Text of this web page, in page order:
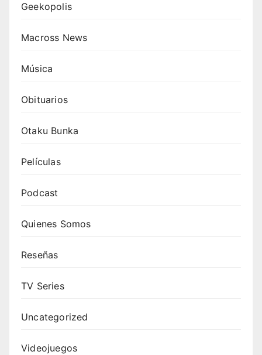
Geekopolis
Macross News
Música
Obituarios
Otaku Bunka
Películas
Podcast
Quienes Somos
Reseñas
TV Series
Uncategorized
Videojuegos